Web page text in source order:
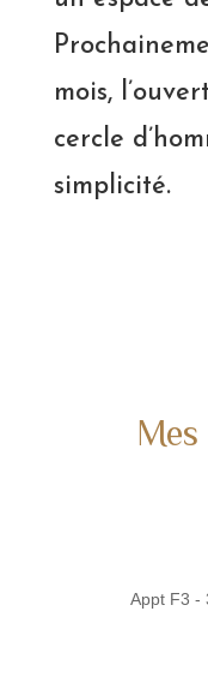
mois,
cercle
simplicité.
Mes
Appt F3 -